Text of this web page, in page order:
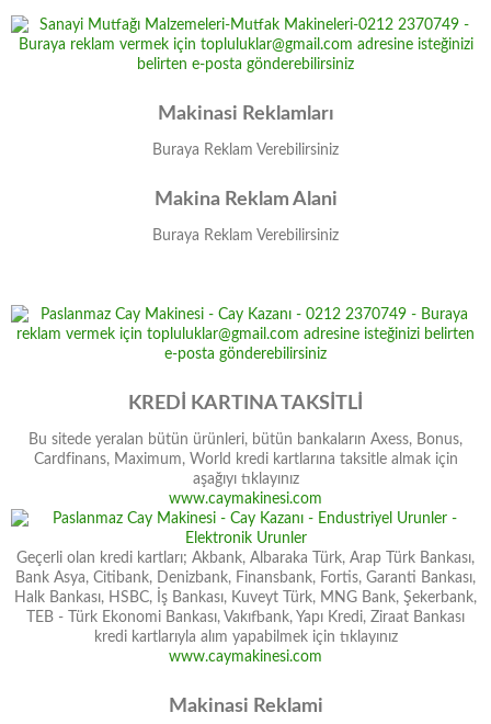
Makinasi Reklamları
Buraya Reklam Verebilirsiniz
Makina Reklam Alani
Buraya Reklam Verebilirsiniz
KREDİ KARTINA TAKSİTLİ
Bu sitede yeralan bütün ürünleri, bütün bankaların Axess, Bonus,
Cardfinans, Maximum, World kredi kartlarına taksitle almak için
aşağıyı tıklayınız
www.caymakinesi.com
Geçerli olan kredi kartları; Akbank, Albaraka Türk, Arap Türk Bankası,
Bank Asya, Citibank, Denizbank, Finansbank, Fortis, Garanti Bankası,
Halk Bankası, HSBC, İş Bankası, Kuveyt Türk, MNG Bank, Şekerbank,
TEB - Türk Ekonomi Bankası, Vakıfbank, Yapı Kredi, Ziraat Bankası
kredi kartlarıyla alım yapabilmek için tıklayınız
www.caymakinesi.com
Makinasi Reklami